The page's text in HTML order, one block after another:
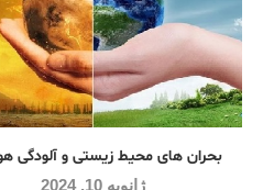
بحران های محیط زیستی و آلودگی
ژانویه 10, 2024